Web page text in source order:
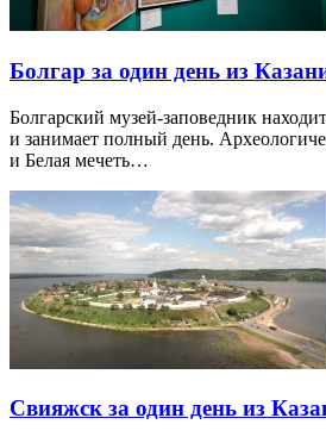
Болгар за один день из
Болгарский музей-заповедник
и занимает полный день.
и Белая мечеть…
Свияжск за один день из